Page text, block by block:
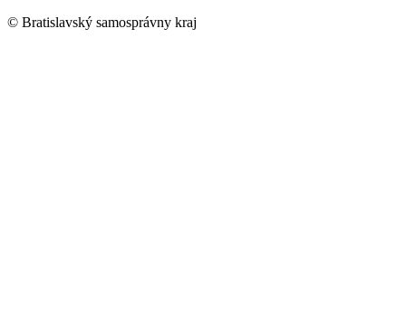
© Bratislavský samosprávny kraj